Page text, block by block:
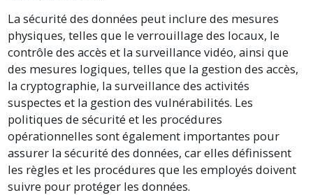
La sécurité des données peut inclure des mesures
physiques, telles que le verrouillage des locaux, le
contrôle des accès et la surveillance vidéo, ainsi que
des mesures logiques, telles que la gestion des accès,
la cryptographie, la surveillance des activités
suspectes et la gestion des vulnérabilités. Les
politiques de sécurité et les procédures
opérationnelles sont également importantes pour
assurer la sécurité des données, car elles définissent
les règles et les procédures que les employés doivent
suivre pour protéger les données.